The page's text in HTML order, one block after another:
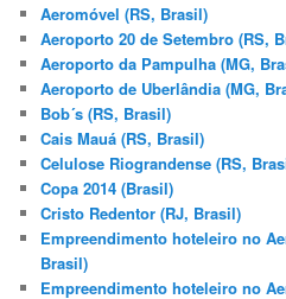
i
s
a
r
Aeromóvel (RS, Brasil)
Aeroporto 20 de Setembro (RS,
Aeroporto da Pampulha (MG,
Aeroporto de Uberlândia (MG,
Bob´s (RS, Brasil)
Cais Mauá (RS, Brasil)
Celulose Riograndense (RS,
Copa 2014 (Brasil)
Cristo Redentor (RJ, Brasil)
Empreendimento hoteleiro no
Brasil)
Empreendimento hoteleiro no